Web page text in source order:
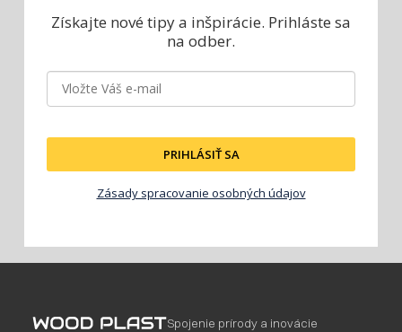
Získajte nové tipy a inšpirácie. Prihláste sa
na odber.
PRIHLÁSIŤ SA
Zásady spracovanie osobných údajov
Spojenie prírody a inovácie